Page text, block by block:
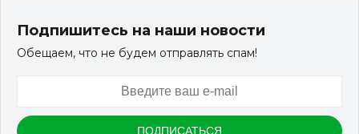
150*25*3000 мм
Подпишитесь на наши новости
Обещаем, что не будем отправлять спам!